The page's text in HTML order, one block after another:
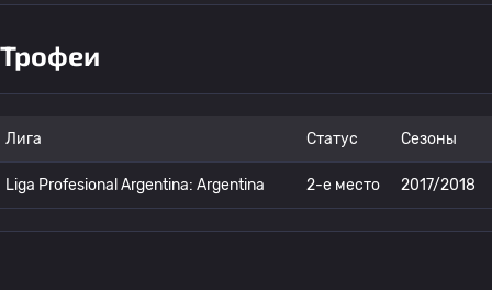
Трофеи
Лига Статус Сезоны
Liga Profesional Argentina: Argentina 2-е место 2017/2018